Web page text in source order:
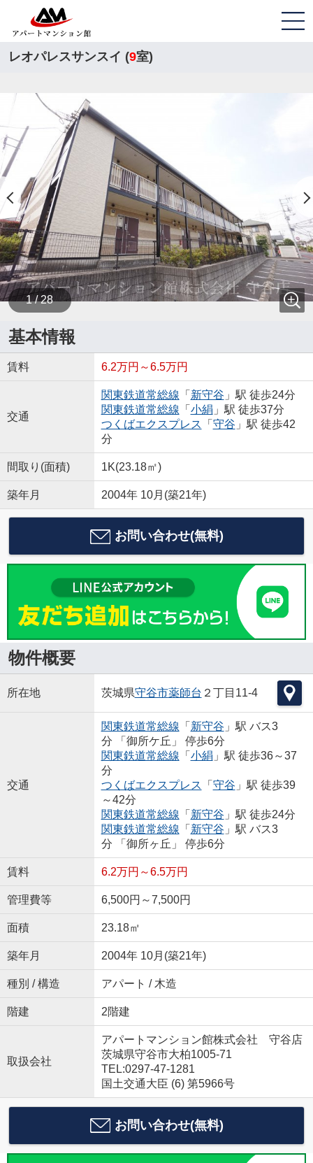
レオパレスサンスイ (9室)
1 / 28
基本情報
賃料 6.2万円～6.5万円
交通
関東鉄道常総線 「 新守谷 」駅 徒歩24分
関東鉄道常総線 「 小絹 」駅 徒歩37分
つくばエクスプレス 「 守谷 」駅 徒歩42
分
間取り(面積) 1K(23.18㎡)
築年月 2004年 10月(築21年)
お問い合わせ(無料)
物件概要
所在地 茨城県守谷市薬師台 ２丁目11-4
交通
関東鉄道常総線 「 新守谷 」駅 バス3
分 「御所ケ丘」 停歩6分
関東鉄道常総線 「 小絹 」駅 徒歩36～37
分
つくばエクスプレス 「 守谷 」駅 徒歩39
～42分
関東鉄道常総線 「 新守谷 」駅 徒歩24分
関東鉄道常総線 「 新守谷 」駅 バス3
分 「御所ヶ丘」 停歩6分
賃料 6.2万円～6.5万円
管理費等 6,500円～7,500円
面積 23.18㎡
築年月 2004年 10月(築21年)
種別 / 構造 アパート / 木造
階建 2階建
取扱会社
アパートマンション館株式会社 守谷店
茨城県守谷市大柏1005-71
TEL:0297-47-1281
国土交通大臣 (6) 第5966号
お問い合わせ(無料)